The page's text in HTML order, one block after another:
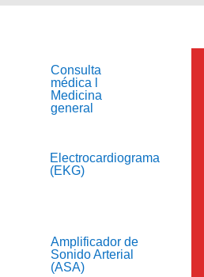
Consulta
médica l
Medicina
general
Electrocardiograma
(EKG)
Amplificador de
Sonido Arterial
(ASA)